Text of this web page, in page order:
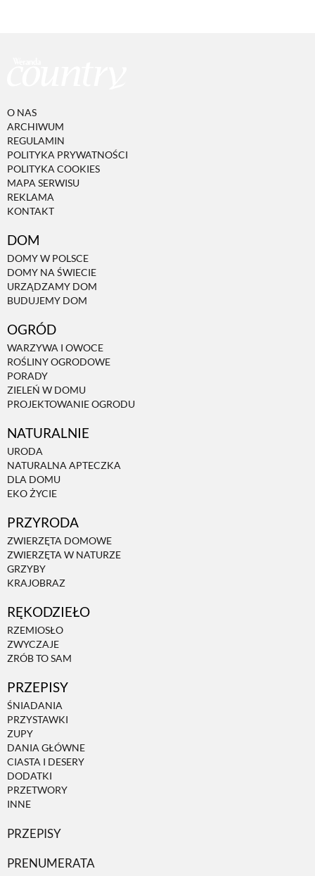
O NAS
ARCHIWUM
REGULAMIN
POLITYKA PRYWATNOŚCI
POLITYKA COOKIES
MAPA SERWISU
REKLAMA
KONTAKT
DOM
DOMY W POLSCE
DOMY NA ŚWIECIE
URZĄDZAMY DOM
BUDUJEMY DOM
OGRÓD
WARZYWA I OWOCE
ROŚLINY OGRODOWE
PORADY
ZIELEŃ W DOMU
PROJEKTOWANIE OGRODU
NATURALNIE
URODA
NATURALNA APTECZKA
DLA DOMU
EKO ŻYCIE
PRZYRODA
ZWIERZĘTA DOMOWE
ZWIERZĘTA W NATURZE
GRZYBY
KRAJOBRAZ
RĘKODZIEŁO
RZEMIOSŁO
ZWYCZAJE
ZRÓB TO SAM
PRZEPISY
ŚNIADANIA
PRZYSTAWKI
ZUPY
DANIA GŁÓWNE
CIASTA I DESERY
DODATKI
PRZETWORY
INNE
PRZEPISY
PRENUMERATA